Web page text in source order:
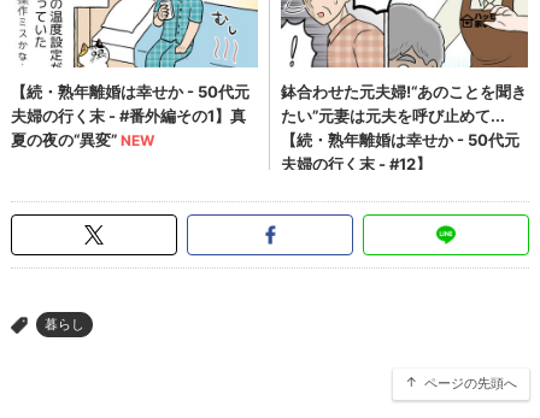
> 暮らし
ページの先頭へ